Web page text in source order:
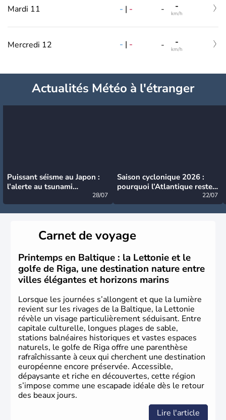
Mardi 11 - | - - -
km/h
Mercredi 12 - | - - -
km/h
Actualités Météo à l'étranger
Puissant séisme au Japon :
l’alerte au tsunami
28/07
Saison cyclonique 2026 :
pourquoi l’Atlantique reste
22/07
Carnet de voyage
Printemps en Baltique : la Lettonie et le
golfe de Riga, une destination nature entre
villes élégantes et horizons marins
Lorsque les journées s’allongent et que la lumière
revient sur les rivages de la Baltique, la Lettonie
révèle un visage particulièrement séduisant. Entre
capitale culturelle, longues plages de sable,
stations balnéaires historiques et vastes espaces
naturels, le golfe de Riga offre une parenthèse
rafraîchissante à ceux qui cherchent une destination
européenne encore préservée. Accessible,
dépaysante et riche en découvertes, cette région
s’impose comme une escapade idéale dès le retour
des beaux jours.
Lire l'article